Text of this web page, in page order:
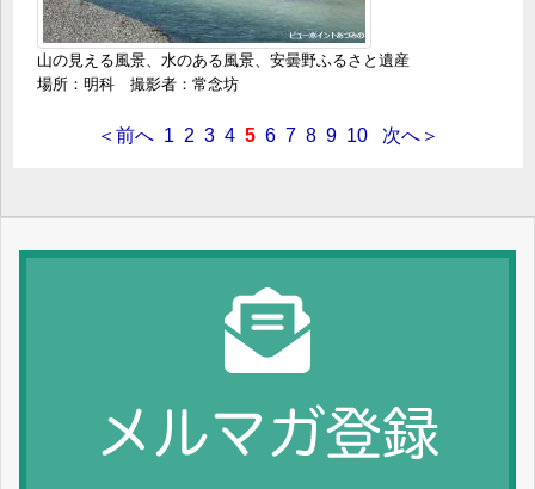
山の見える風景、水のある風景、安曇野ふるさと遺産
場所：明科 撮影者：常念坊
＜前へ 1 2 3 4 5 6 7 8 9 10 次へ＞